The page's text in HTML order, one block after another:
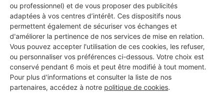
ou professionnel) et de vous proposer des publicités
adaptées à vos centres d’intérêt. Ces dispositifs nous
permettent également de sécuriser vos échanges et
d'améliorer la pertinence de nos services de mise en relation.
Vous pouvez accepter l'utilisation de ces cookies, les refuser,
ou personnaliser vos préférences ci-dessous. Votre choix est
conservé pendant 6 mois et peut être modifié à tout moment.
Pour plus d'informations et consulter la liste de nos
partenaires, accédez à notre politique de cookies.
DEMANDER UN DEVIS